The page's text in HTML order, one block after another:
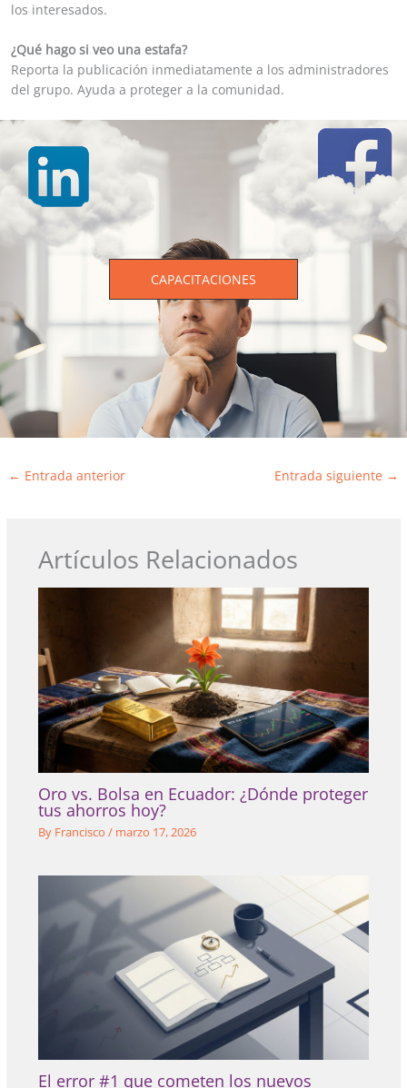
los interesados.
¿Qué hago si veo una estafa?
Reporta la publicación inmediatamente a los administradores
del grupo. Ayuda a proteger a la comunidad.
CAPACITACIONES
← Entrada anterior Entrada siguiente →
Artículos Relacionados
Oro vs. Bolsa en Ecuador: ¿Dónde proteger
tus ahorros hoy?
By Francisco / marzo 17, 2026
El error #1 que cometen los nuevos